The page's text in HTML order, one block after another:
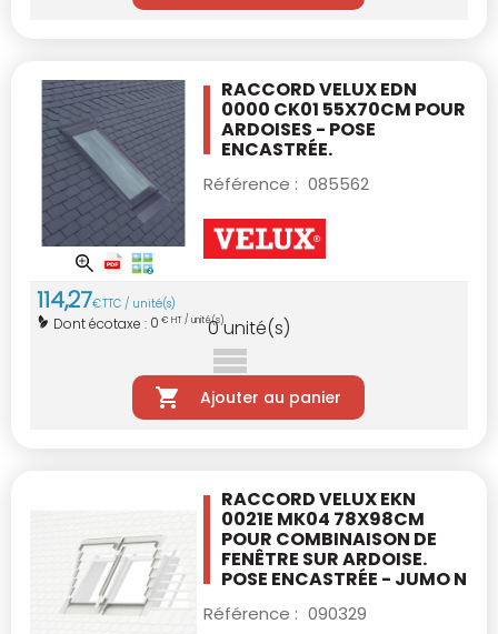
RACCORD VELUX EDN
0000 CK01 55X70CM POUR
ARDOISES - POSE
ENCASTRÉE.
Référence : 085562
114,27€TTC / unité(s)
Dont écotaxe : 0 € HT / unité(s)
0unité(s)
Ajouter au panier
RACCORD VELUX EKN
0021E MK04 78X98CM
POUR COMBINAISON DE
FENÊTRE SUR ARDOISE.
POSE ENCASTRÉE - JUMO N
Référence : 090329